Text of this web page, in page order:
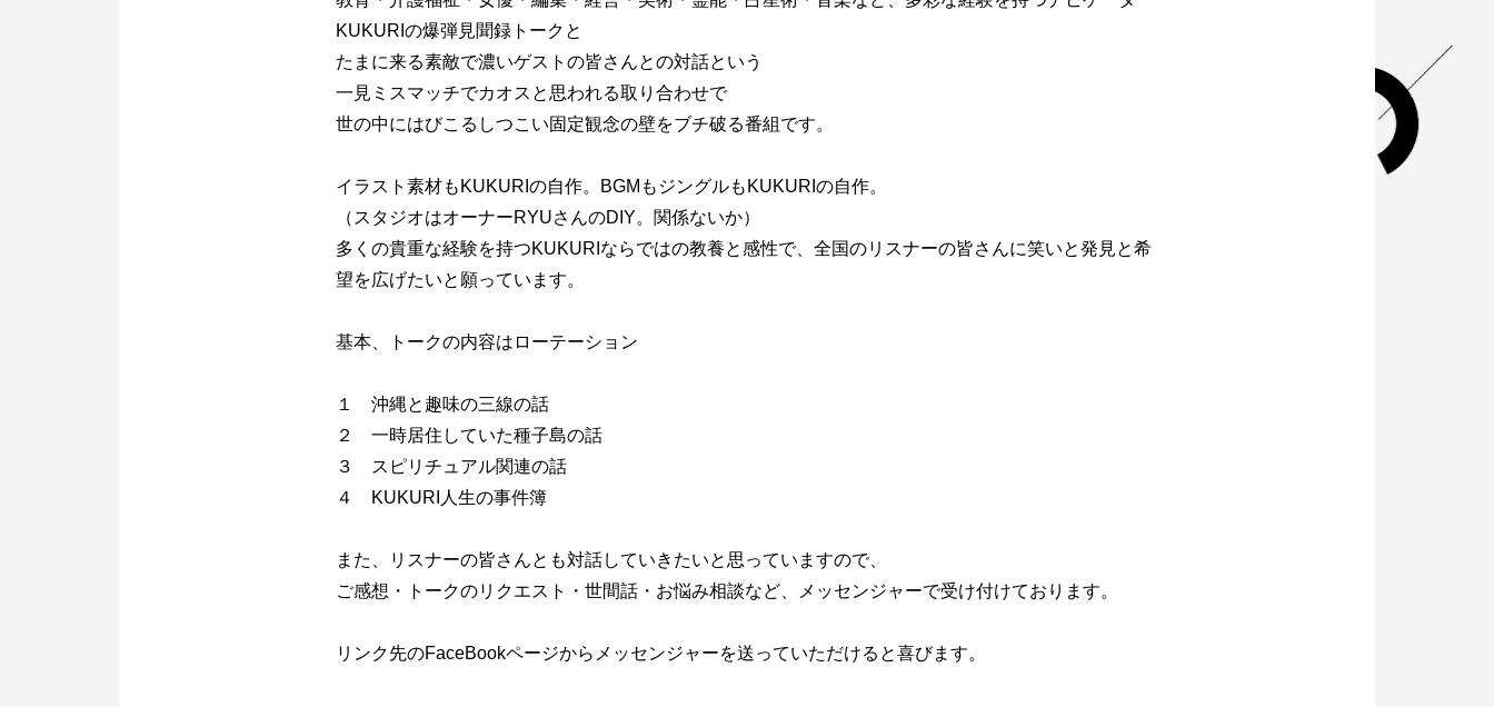
KUKURIの爆弾見聞録トークと
たまに来る素敵で濃いゲストの皆さんとの対話という
一見ミスマッチでカオスと思われる取り合わせで
世の中にはびこるしつこい固定観念の壁をブチ破る番組です。
イラスト素材もKUKURIの自作。BGMもジングルもKUKURIの自作。
（スタジオはオーナーRYUさんのDIY。関係ないか）
多くの貴重な経験を持つKUKURIならではの教養と感性で、全国のリスナーの皆さんに笑いと発見と希
望を広げたいと願っています。
基本、トークの内容はローテーション
１ 沖縄と趣味の三線の話
２ 一時居住していた種子島の話
３ スピリチュアル関連の話
４ KUKURI人生の事件簿
また、リスナーの皆さんとも対話していきたいと思っていますので、
ご感想・トークのリクエスト・世間話・お悩み相談など、メッセンジャーで受け付けております。
リンク先のFaceBookページからメッセンジャーを送っていただけると喜びます。